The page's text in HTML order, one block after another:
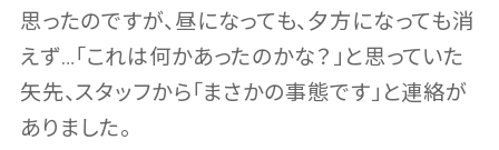
思ったのですが、昼になっても、夕方になっても消
えず…「これは何かあったのかな？」と思っていた
矢先、スタッフから「まさかの事態です」と連絡が
ありました。